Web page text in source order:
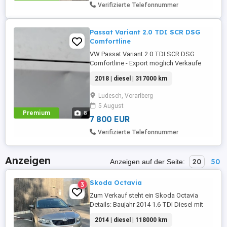
Verifizierte Telefonnummer
Premium 8
Passat Variant 2.0 TDI SCR DSG
Comfortline
VW Passat Variant 2.0 TDI SCR DSG
Comfortline - Export möglich Verkaufe
2018. 2.0 TDI, 150 PS DSG-Automatik
315.000 km Pickerl gültig bis 06 2026
Comfortline-Ausstattung Fahrzeug ist
fahrbereit und wird noch täglich genutzt.
Alters- und kilometerbedingte
Gebrauchsspuren ...
2018 | diesel | 317000 km
Ludesch, Vorarlberg
5 August
7 800 EUR
Verifizierte Telefonnummer
Anzeigen Anzeigen auf der Seite: 20 50
3 Skoda Octavia
Zum Verkauf steht ein Skoda Octavia
Details: Baujahr 2014 1.6 TDI Diesel mit
Gesamte Fahrzeughistorie seit Neukauf
2014 | diesel | 118000 km